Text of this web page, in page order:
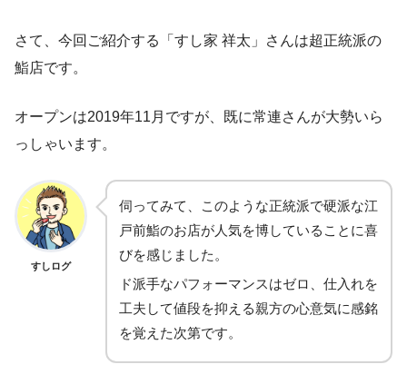
さて、今回ご紹介する「すし家 祥太」さんは超正統派の
鮨店です。
オープンは2019年11月ですが、既に常連さんが大勢いら
っしゃいます。
すしログ
伺ってみて、このような正統派で硬派な江
戸前鮨のお店が人気を博していることに喜
びを感じました。
ド派手なパフォーマンスはゼロ、仕入れを
工夫して値段を抑える親方の心意気に感銘
を覚えた次第です。